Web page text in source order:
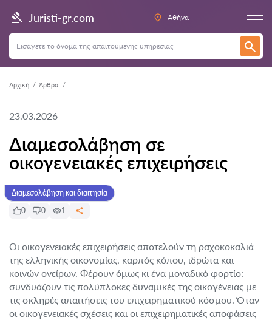
Juristi-gr.com Αθήνα
Αρχική Άρθρα
23.03.2026
Διαμεσολάβηση σε
οικογενειακές επιχειρήσεις
Διαμεσολάβηση και διαιτησία
0
0 1
Οι οικογενειακές επιχειρήσεις αποτελούν τη ραχοκοκαλιά
της ελληνικής οικονομίας, καρπός κόπου, ιδρώτα και
κοινών ονείρων. Φέρουν όμως κι ένα μοναδικό φορτίο:
συνδυάζουν τις πολύπλοκες δυναμικές της οικογένειας με
τις σκληρές απαιτήσεις του επιχειρηματικού κόσμου. Όταν
οι οικογενειακές σχέσεις και οι επιχειρηματικές αποφάσεις